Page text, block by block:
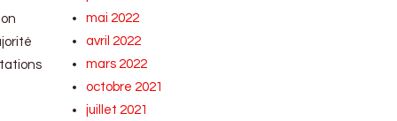
mai 2022
avril 2022
mars 2022
octobre 2021
juillet 2021